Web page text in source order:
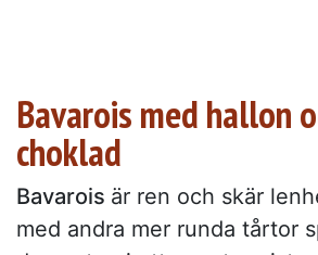
Bavarois med hallon
choklad
Bavarois är ren och skär
med andra mer runda tårtor